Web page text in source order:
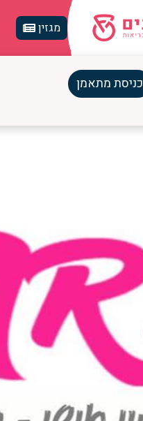
מגזין
כניסת מתאמן